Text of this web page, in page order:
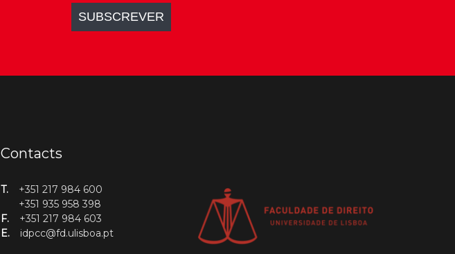
Contacts
T.
+351 217 984 600
+351 935 958 398
F.
+351 217 984 603
E.
idpcc@fd.ulisboa.pt